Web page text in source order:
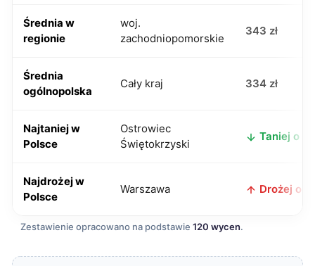
Średnia w
regionie
woj.
zachodniopomorskie
343 zł
Średnia
ogólnopolska
Cały kraj 334 zł
Najtaniej w
Polsce
Ostrowiec
Świętokrzyski
Taniej o 52
Najdrożej w
Polsce
Warszawa Drożej o
Zestawienie opracowano na podstawie 120 wycen.